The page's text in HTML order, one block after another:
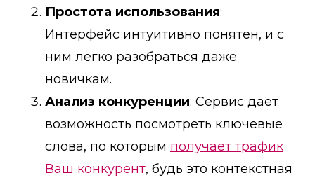
Простота использования:
Интерфейс интуитивно понятен, и с
ним легко разобраться даже
новичкам.
Анализ конкуренции: Сервис дает
возможность посмотреть ключевые
слова, по которым получает трафик
Ваш конкурент, будь это контекстная